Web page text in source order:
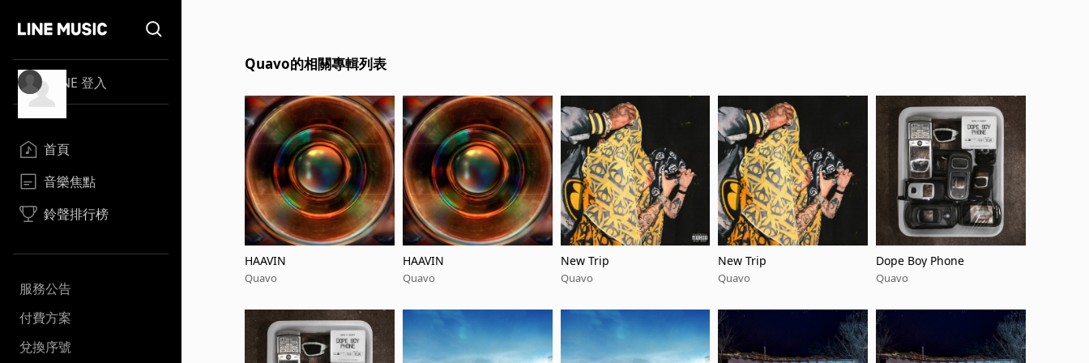
LINE 登入
首頁
音樂焦點
鈴聲排行榜
服務公告
付費方案
兌換序號
Quavo的相關專輯列表
HAAVIN
Quavo
HAAVIN
Quavo
New Trip
Quavo
New Trip
Quavo
Dope Boy Phone
Quavo